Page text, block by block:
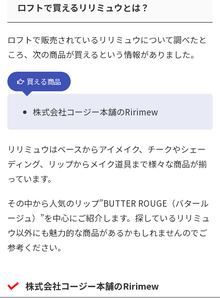
ロフトで買えるリリミュウとは？
ロフトで販売されているリリミュウについて調べたと
ころ、次の商品が買えるという情報がありました。
買える商品
株式会社コージー本舗のRirimew
リリミュウはベースからアイメイク、チークやシェー
ディング、リップからメイク道具まで様々な商品が揃
っています。
その中から人気のリップ”BUTTER ROUGE（バタール
ージュ）”を中心にご紹介します。探しているリリミュ
ウ以外にも魅力的な商品があるかもしれませんのでご
参考ください。
株式会社コージー本舗のRirimew